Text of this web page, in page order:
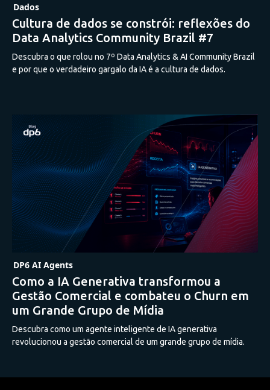
Dados
Cultura de dados se constrói: reflexões do
Data Analytics Community Brazil #7
Descubra o que rolou no 7º Data Analytics & AI Community Brazil
e por que o verdadeiro gargalo da IA é a cultura de dados.
DP6 AI Agents
Como a IA Generativa transformou a
Gestão Comercial e combateu o Churn em
um Grande Grupo de Mídia
Descubra como um agente inteligente de IA generativa
revolucionou a gestão comercial de um grande grupo de mídia.